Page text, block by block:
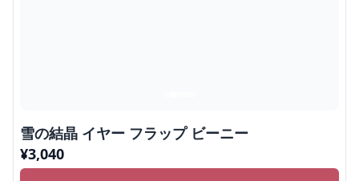
雪の結晶 イヤー フラップ ビーニー
¥3,040